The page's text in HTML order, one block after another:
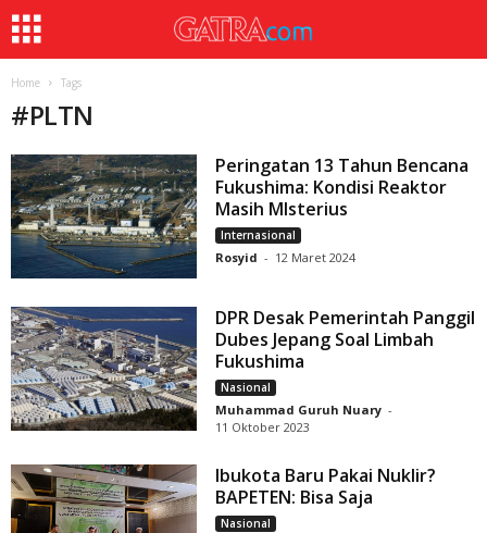
Home Tags
#PLTN
Peringatan 13 Tahun Bencana
Fukushima: Kondisi Reaktor
Masih MIsterius
Internasional
Rosyid - 12 Maret 2024
DPR Desak Pemerintah Panggil
Dubes Jepang Soal Limbah
Fukushima
Nasional
Muhammad Guruh Nuary -
11 Oktober 2023
Ibukota Baru Pakai Nuklir?
BAPETEN: Bisa Saja
Nasional